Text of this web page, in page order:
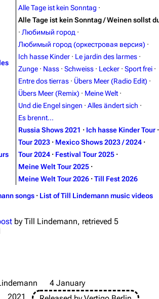
Videography
Song list
Tour dates
Merchandise
Lindemann
Information
Discography
Videography
Song list
Tour dates
Merchandise
Flake Lorenz
Song list
Alle Tage ist kein Sonntag ·
Alle Tage ist kein Sonntag / Weinen sollst
· Любимый город ·
Любимый город (оркестровая версия) ·
Ich hasse Kinder · Le jardin des larmes ·
Zunge · Nass · Schweiss · Lecker · Sport frei ·
Entre dos tierras · Übers Meer (Radio Edit) ·
Übers Meer (Remix) · Meine Welt ·
Und die Engel singen · Alles ändert sich ·
Es brennt...
Russia Shows 2021 · Ich hasse Kinder Tour ·
Tour 2023 · Mexico Shows 2023 / 2024 ·
Tour 2024 · Festival Tour 2025 ·
Meine Welt Tour 2025 ·
Meine Welt Tour 2026 · Till Fest 2026
songs · List of Till Lindemann music videos
by Till Lindemann, retrieved 5
4 January
2021